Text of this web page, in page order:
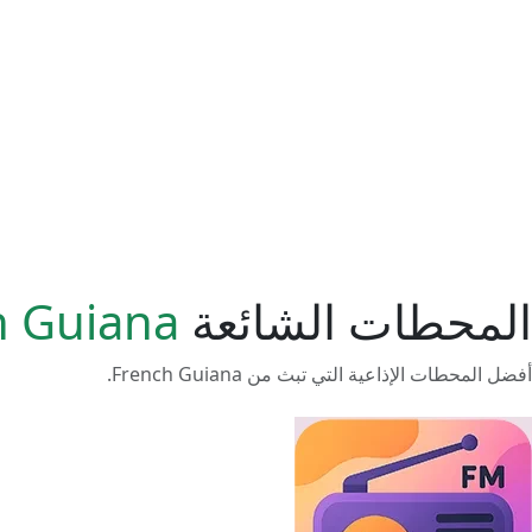
المحطات الشائعة Guiana
أفضل المحطات الإذاعية التي تبث من French Guiana.